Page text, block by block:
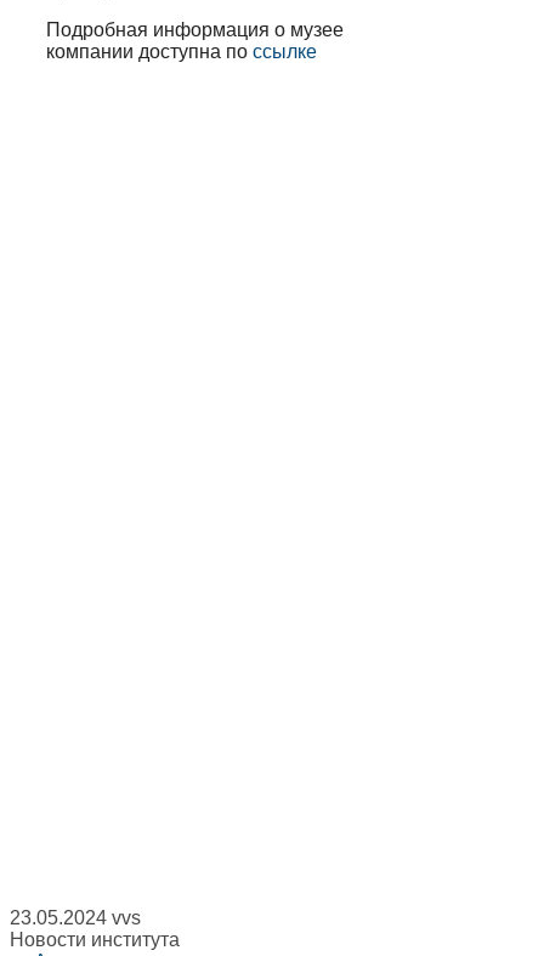
Подробная информация о музее
компании доступна по ссылке
23.05.2024 vvs
Новости института